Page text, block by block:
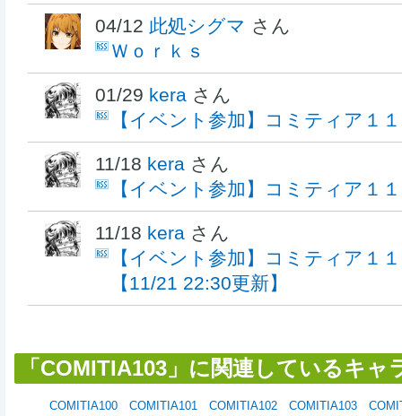
04/12 此処シグマ さん
Ｗｏｒｋｓ
01/29 kera さん
【イベント参加】コミティア１
11/18 kera さん
【イベント参加】コミティア１
11/18 kera さん
【イベント参加】コミティア１
【11/21 22:30更新】
「COMITIA103」に関連しているキャ
COMITIA100 COMITIA101 COMITIA102 COMITIA103